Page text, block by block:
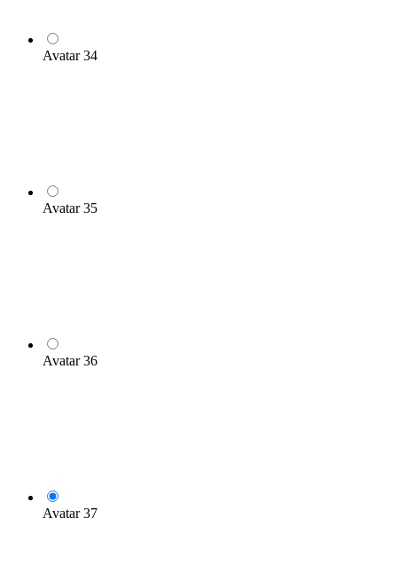
Avatar 34
Avatar 35
Avatar 36
Avatar 37